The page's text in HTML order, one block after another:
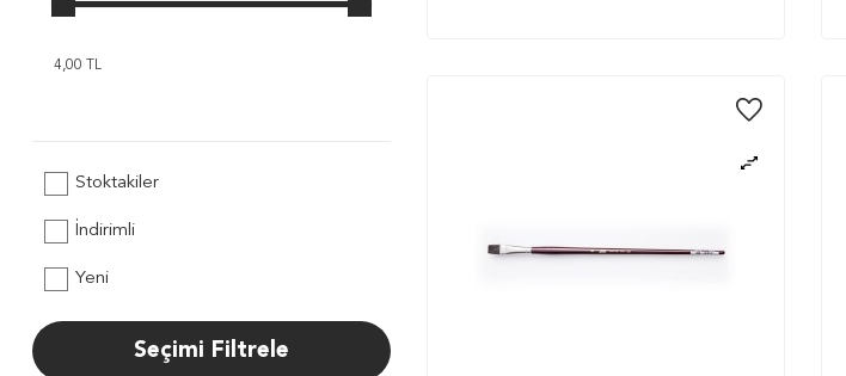
Stoktakiler
İndirimli
Yeni
Seçimi Filtrele